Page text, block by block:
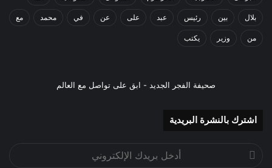
بلال بين رئيس عبد على عن في محمد مع
من وزير يكتب
صحيفة الفجر الجديد - ابق على تواصل مع العالم
اشترك بالنشرة البريدية
بريدك